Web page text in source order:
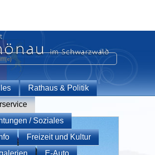
Rathaus & Politik
/ Soziales
Freizeit und Kultur
E-Auto